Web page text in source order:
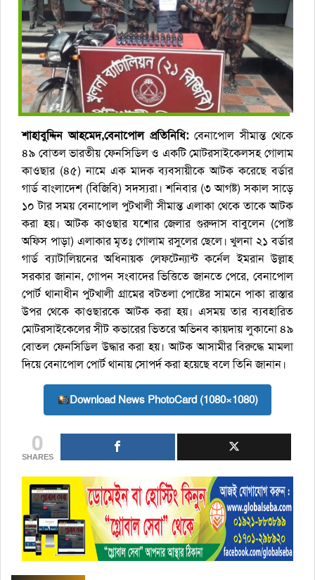
শাহাবুদ্দিন আহমেদ,বেনাপোল প্রতিনিধি: বেনাপোল সীমান্ত থেকে
৪৯ বোতল ভারতীয় ফেনসিডিল ও একটি মোটরসাইকেলসহ গোলাম
কাওছার (৪৫) নামে এক মাদক ব্যবসায়ীকে আটক করেছে বর্ডার
গার্ড বাংলাদেশ (বিজিবি) সদস্যরা। শনিবার (৩ আগষ্ট) সকাল সাড়ে
১০ টার সময় বেনাপোল পুটখালী সীমান্ত এলাকা থেকে তাকে আটক
করা হয়। আটক কাওছার যশোর জেলার গুরুদাস বাবুলেন (পোষ্ট
অফিস পাড়া) এলাকার মৃতঃ গোলাম রসুলের ছেলে। খুলনা ২১ বর্ডার
গার্ড ব্যাটালিয়নের অধিনায়ক লেফটেন্যান্ট কর্নেল ইমরান উল্লাহ
সরকার জানান, গোপন সংবাদের ভিত্তিতে জানতে পেরে, বেনাপোল
পোর্ট থানাধীন পুটখালী গ্রামের বটতলা পোষ্টের সামনে পাকা রাস্তার
উপর থেকে কাওছারকে আটক করা হয়। এসময় তার ব্যবহারিত
মোটরসাইকেলের সীট কভারের ভিতরে অভিনব কায়দায় লুকানো ৪৯
বোতল ফেনসিডিল উদ্ধার করা হয়। আটক আসামীর বিরুদ্ধে মামলা
দিয়ে বেনাপোল পোর্ট থানায় সোপর্দ করা হয়েছে বলে তিনি জানান।
Download News PhotoCard (1080×1080)
0
SHARES